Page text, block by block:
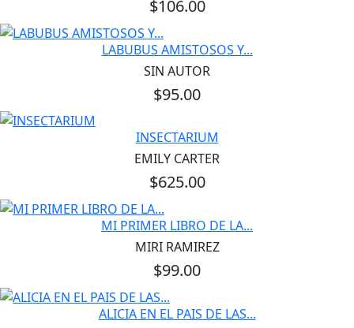
$106.00
LABUBUS AMISTOSOS Y...
SIN AUTOR
$95.00
INSECTARIUM
EMILY CARTER
$625.00
MI PRIMER LIBRO DE LA...
MIRI RAMIREZ
$99.00
ALICIA EN EL PAIS DE LAS...